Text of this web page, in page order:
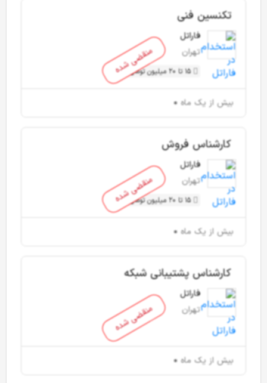
منقضی شده
تکنسین فنی
فاراتل
تهران
15 تا 20 میلیون تومان
بیش از یک ماه
منقضی شده
کارشناس فروش
فاراتل
تهران
15 تا 20 میلیون تومان
بیش از یک ماه
منقضی شده
کارشناس پشتیبانی شبکه
فاراتل
تهران
بیش از یک ماه